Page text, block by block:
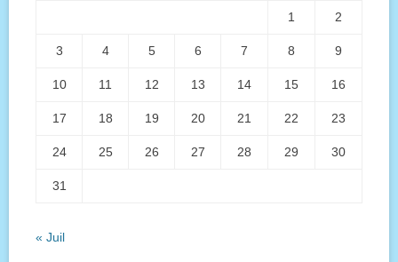
1 2
3 4 5 6 7 8 9
10 11 12 13 14 15 16
17 18 19 20 21 22 23
24 25 26 27 28 29 30
31
« Juil